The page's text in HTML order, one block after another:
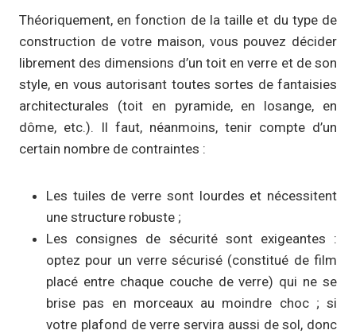
Théoriquement, en fonction de la taille et du type de
construction de votre maison, vous pouvez décider
librement des dimensions d’un toit en verre et de son
style, en vous autorisant toutes sortes de fantaisies
architecturales (toit en pyramide, en losange, en
dôme, etc.). Il faut, néanmoins, tenir compte d’un
certain nombre de contraintes :
Les tuiles de verre sont lourdes et nécessitent
une structure robuste ;
Les consignes de sécurité sont exigeantes :
optez pour un verre sécurisé (constitué de film
placé entre chaque couche de verre) qui ne se
brise pas en morceaux au moindre choc ; si
votre plafond de verre servira aussi de sol, donc